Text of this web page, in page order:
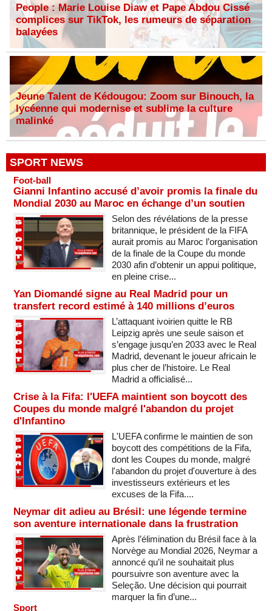
People : Marie Louise Diaw et Pape Abdou Cissé
complices sur TikTok, les rumeurs de séparation
balayées
Jeune Talent de Kédougou: Zoom sur Binouch, la
lycéenne qui modernise et sublime la culture
malinké
SPORT NEWS
Foot-ball
Gianni Infantino accusé d’avoir promis la finale du
Mondial 2030 au Maroc en échange d’un soutien
Selon des révélations de la presse
britannique, le président de la FIFA
aurait promis au Maroc l’organisation
de la finale de la Coupe du monde
2030 afin d’obtenir un appui politique,
en pleine crise...
Yan Diomandé signe au Real Madrid pour un
transfert record estimé à 140 millions d’euros
L’attaquant ivoirien quitte le RB
Leipzig après une seule saison et
s’engage jusqu’en 2033 avec le Real
Madrid, devenant le joueur africain le
plus cher de l’histoire. Le Real
Madrid a officialisé...
Crise à la Fifa: l'UEFA maintient son boycott des
Coupes du monde malgré l'abandon du projet
d'Infantino
L'UEFA confirme le maintien de son
boycott des compétitions de la Fifa,
dont les Coupes du monde, malgré
l'abandon du projet d'ouverture à des
investisseurs extérieurs et les
excuses de la Fifa....
Neymar dit adieu au Brésil: une légende termine
son aventure internationale dans la frustration
Après l’élimination du Brésil face à la
Norvège au Mondial 2026, Neymar a
annoncé qu’il ne souhaitait plus
poursuivre son aventure avec la
Seleção. Une décision qui pourrait
marquer la fin d’une...
Sport